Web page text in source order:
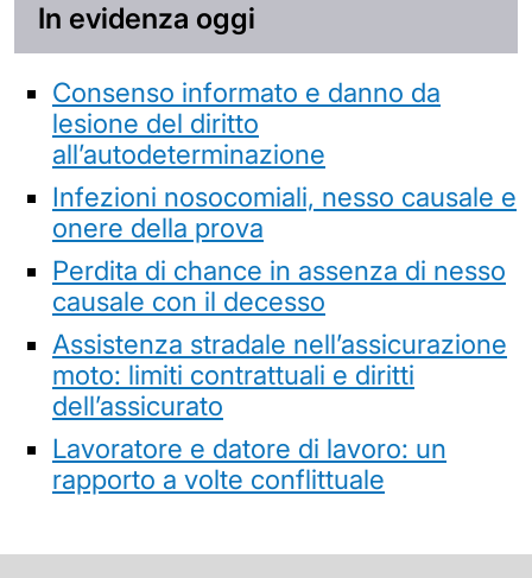
In evidenza oggi
Consenso informato e danno da
lesione del diritto
all’autodeterminazione
Infezioni nosocomiali, nesso causale e
onere della prova
Perdita di chance in assenza di nesso
causale con il decesso
Assistenza stradale nell’assicurazione
moto: limiti contrattuali e diritti
dell’assicurato
Lavoratore e datore di lavoro: un
rapporto a volte conflittuale